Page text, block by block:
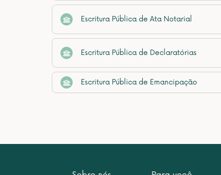
Escritura Pública de Ata Notarial
Escritura Pública de Declaratórias
Escritura Pública de Emancipação